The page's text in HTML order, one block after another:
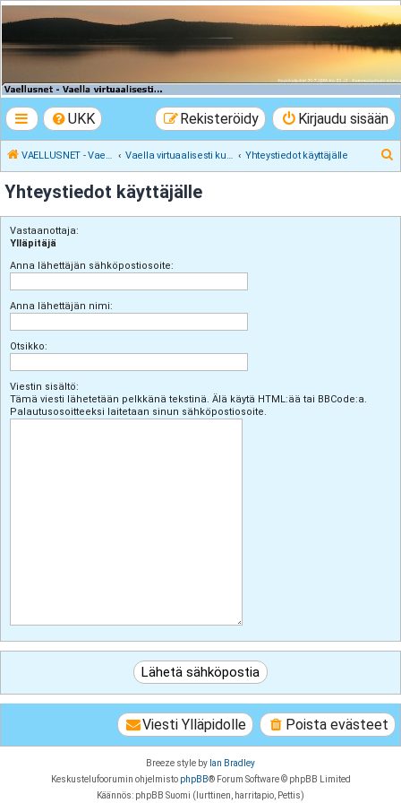
VAELLUSNET -
Vaellusturinat II
UKK Kirjaudu sisään
Rekisteröidy
VAELLUSNET - Vaellusturinat II Vaella virtuaalisesti kunnes pääset oikeasti Yhteystiedot käyttäjälle
i
Yhteystiedot käyttäjälle
Vastaanottaja:
Ylläpitäjä
Anna lähettäjän sähköpostiosoite:
Anna lähettäjän nimi:
Otsikko:
Viestin sisältö:
Tämä viesti lähetetään pelkkänä tekstinä. Älä käytä HTML:ää tai BBCode:a.
Palautusosoitteeksi laitetaan sinun sähköpostiosoite.
Poista evästeet
Viesti Ylläpidolle
Breeze style by Ian Bradley
Keskustelufoorumin ohjelmisto phpBB® Forum Software © phpBB Limited
Käännös: phpBB Suomi (lurttinen, harritapio, Pettis)